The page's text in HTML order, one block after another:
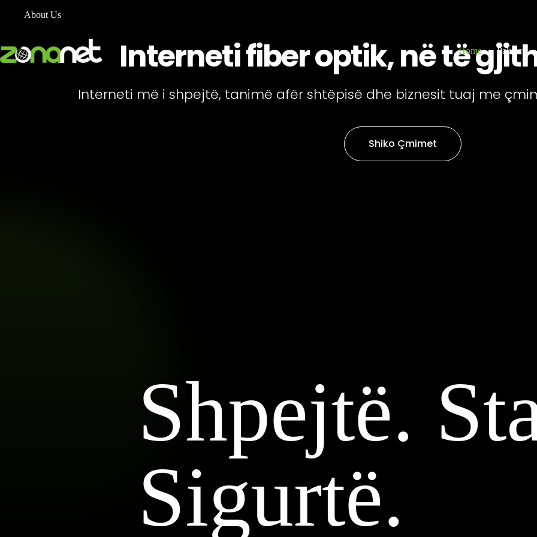
About Us
Home Paketat
Interneti fiber optik, në të
Interneti më i shpejtë, tanimë afër shtëpisë dhe biznesit tuaj me
Shiko Çmimet
Shpejtë.
Sigurtë.